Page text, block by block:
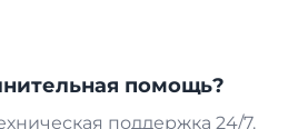
помощь?
поддержка 24/7.